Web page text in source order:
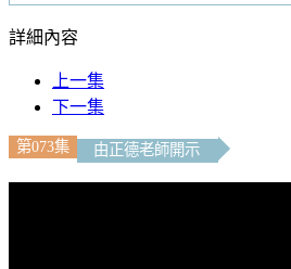
詳細內容
上一集
下一集
第073集 由正德老師開示